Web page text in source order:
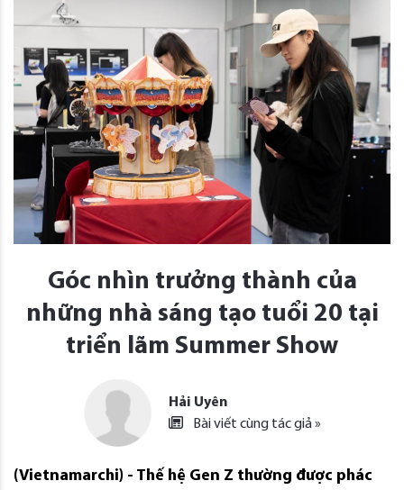
Góc nhìn trưởng thành của
những nhà sáng tạo tuổi 20 tại
triển lãm Summer Show
Hải Uyên
Bài viết cùng tác giả »
(Vietnamarchi) - Thế hệ Gen Z thường được phác